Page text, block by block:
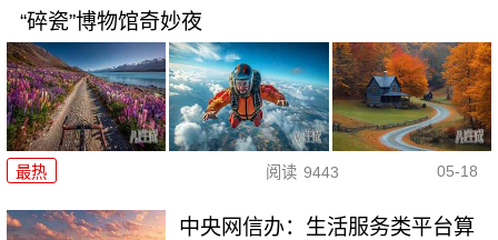
“碎瓷”博物馆奇妙夜
最热 阅读 9443 05-18
中央网信办：生活服务类平台算